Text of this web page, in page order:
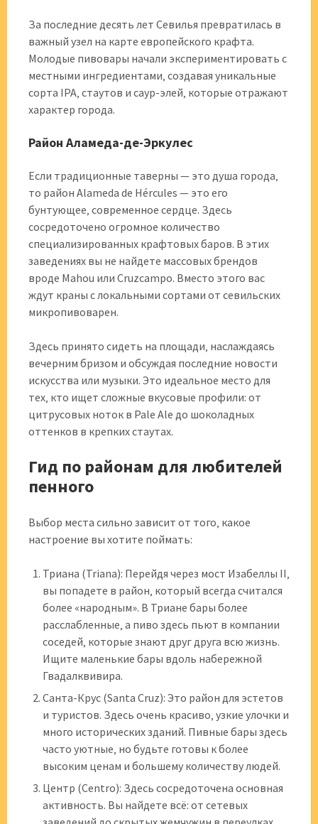
За последние десять лет Севилья превратилась в
важный узел на карте европейского крафта.
Молодые пивовары начали экспериментировать с
местными ингредиентами‚ создавая уникальные
сорта IPA‚ стаутов и саур-элей‚ которые отражают
характер города.
Район Аламеда-де-Эркулес
Если традиционные таверны — это душа города‚
то район Alameda de Hércules — это его
бунтующее‚ современное сердце. Здесь
сосредоточено огромное количество
специализированных крафтовых баров. В этих
заведениях вы не найдете массовых брендов
вроде Mahou или Cruzcampo. Вместо этого вас
ждут краны с локальными сортами от севильских
микропивоварен.
Здесь принято сидеть на площади‚ наслаждаясь
вечерним бризом и обсуждая последние новости
искусства или музыки. Это идеальное место для
тех‚ кто ищет сложные вкусовые профили: от
цитрусовых ноток в Pale Ale до шоколадных
оттенков в крепких стаутах.
Гид по районам для любителей
пенного
Выбор места сильно зависит от того‚ какое
настроение вы хотите поймать:
Триана (Triana): Перейдя через мост Изабеллы II‚
вы попадете в район‚ который всегда считался
более «народным». В Триане бары более
расслабленные‚ а пиво здесь пьют в компании
соседей‚ которые знают друг друга всю жизнь.
Ищите маленькие бары вдоль набережной
Гвадалквивира.
Санта-Крус (Santa Cruz): Это район для эстетов
и туристов. Здесь очень красиво‚ узкие улочки и
много исторических зданий. Пивные бары здесь
часто уютные‚ но будьте готовы к более
высоким ценам и большему количеству людей.
Центр (Centro): Здесь сосредоточена основная
активность. Вы найдете всё: от сетевых